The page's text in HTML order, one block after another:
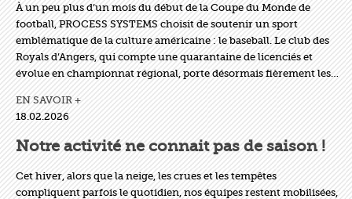
À un peu plus d’un mois du début de la Coupe du Monde de
football, PROCESS SYSTEMS choisit de soutenir un sport
emblématique de la culture américaine : le baseball. Le club des
Royals d’Angers, qui compte une quarantaine de licenciés et
évolue en championnat régional, porte désormais fièrement les…
EN SAVOIR +
18.02.2026
Notre activité ne connait pas de saison !
Cet hiver, alors que la neige, les crues et les tempêtes
compliquent parfois le quotidien, nos équipes restent mobilisées,